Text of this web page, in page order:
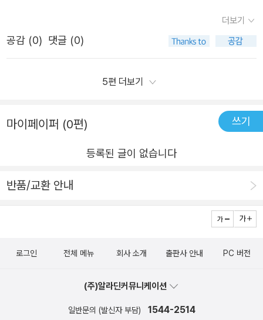
모한 일이니 조금이라도 호기심이 생긴다면 대실 해밋이든
레이먼드 챈들러든 아니면 다른 어느 작가를 통해서라도 한
일드에 부적응 증상을 보이면서도 책장에 방치된 레이먼드
고 생각하고 있습니다.)
살인범이라고 굳게 믿을 뿐만 아니라 이제 차이나가에 사는
모든 사람들이 매드빅이 테일러 헨리의 살인범이라고 생각
한다. 그런데 네드에게 자기가 테일러를 죽였다고 자백하는
매드빅. 그가 정말 테일러를 죽였을까? 그리고 예상치 못한
력을 향한 추악한 야망, 정치나 조직폭력배나 싸우는 상대와
방식이 다를 뿐 크게 다를 바 없는 지저분한 진흙탕 싸움의
실체. 돈과 권력 앞에 너나할 것 없는 민낯이 드러난다. 뭔가
각각의 이권 다툼이 얼키설키되어 정작 사건의 범인을 찾는
면 누가 죽어나가든 상관이 없다. 소설은 건조하게 흘러간
부분이 없다. 마치 그들의 추악한 싸움을 관망하듯 써내려간
일드 소설이다. 대실 해밋의 작품은 몇 권 읽지 않았는데, 기
회가 닿아서 즐겁게 읽었다. 오래 전 레이먼드 챈들러를 통
도 마찬가지고. 그들을 만나러 가기 전에 만반의 태세를 갖
추라는 것도 그 때문이야. 그렇지 않으면 당할 게 뻔해. 저들
은 형을 하등 동물쯤으로 여길 거고, 어떤 규칙도 통하지 않
을 테니까.」 - page 17 ~ 18사랑에 눈이 멀어 아무런 조언
며 돌아가는 네드 보몬트.그런데...차이나가에서 고개가 왼쪽
으로 돌아가 도로변을 향하고 있는 죽은 청년의 얼굴이 가로
로도 아무도 없는 상황.두 블록 떨어진 길 아래쪽 건너편의
<로그 캐빈 클럽> 앞에 남자 둘이 자동차에서 내리는 모습
신고한 네드 보몬트.알고 보니 상원 의원 아들 '테일러 헨
겨집니다.그래서 네드 보몬트는 자신이 이 사건에 개입할 수
수록 미궁 속으로 빠져들게 되는데...사실 매드빅의 딸인 '오
상 붙고 뒷일을 해결하는 자가 따라다닌다. 선거에 이기기
위해서는 수단 방법을 가리지 않는다. 정의? 그건 선거에 당
칙도 없다. ​대실 해밋의 소설 『유리 열쇠』는 정치인 폴 매드
인 사건의 이야기다. 선거가 있으면 재임 중인 정치인은 자
신의 업적을 대중들에게 어필한다. 거리의 전봇대에 매달린
국회의원들의 '~ 철도선 확정' 과 같은 전단지들이 펄럭거리
선을 앞두고 상수도 계약을 따내기 위해 골머리를 앓는다.
청을 하지만 선거를 앞두고 구설수에 휘말릴 수는 없다. 선
의원인 헨리 의원의 딸 재닛 헨리와의 결혼을 꿈꾼다. 정치
마음을 두지만 상황이 여의치 않다. 헨리 의원의 아들 테일
러 헨리가 폴 매드빅의 딸 오팔과 사랑하는 사이이기 때문이
더보기
공감 (0) 댓글 (0)
5편 더보기
마이페이퍼 (0편) 쓰기
등록된 글이 없습니다
반품/교환 안내
로그인 전체 메뉴 회사 소개 출판사 안내 PC 버전
(주)알라딘커뮤니케이션
일반문의 (발신자 부담) 1544-2514